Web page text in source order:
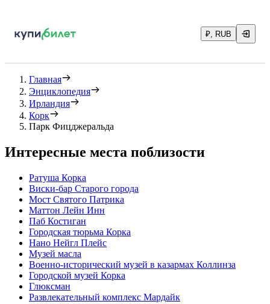
₽, RUB
Главная
Энциклопедия
Ирландия
Корк
Парк Фицджеральда
Интересные места поблизости
Ратуша Корка
Виски-бар Старого города
Мост Святого Патрика
Маттон Лейн Инн
Паб Костиган
Городская тюрьма Корка
Нано Нейгл Плейс
Музей масла
Военно-исторический музей в казармах Коллинза
Городской музей Корка
Глюксман
Развлекательный комплекс Мардайк